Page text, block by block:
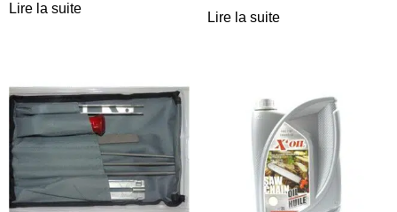
Lire la suite
Lire la suite